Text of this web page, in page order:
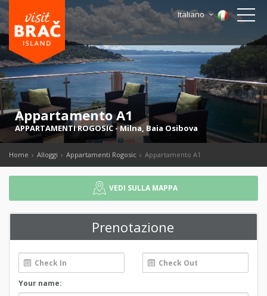
Italiano
Appartamento A1
APPARTAMENTI ROGOSIC -Milna, Baia Osibova
Home Alloggi Appartamenti Rogosic Appartamento A1
VEDI SULLA MAPPA
Prenotazione
Your name: